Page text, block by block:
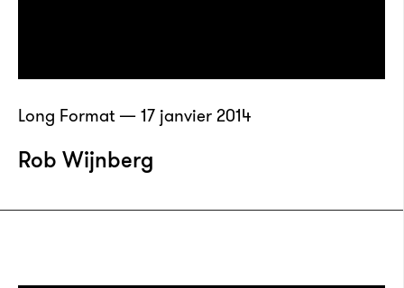
Long Format — 17 janvier 2014
Rob Wijnberg